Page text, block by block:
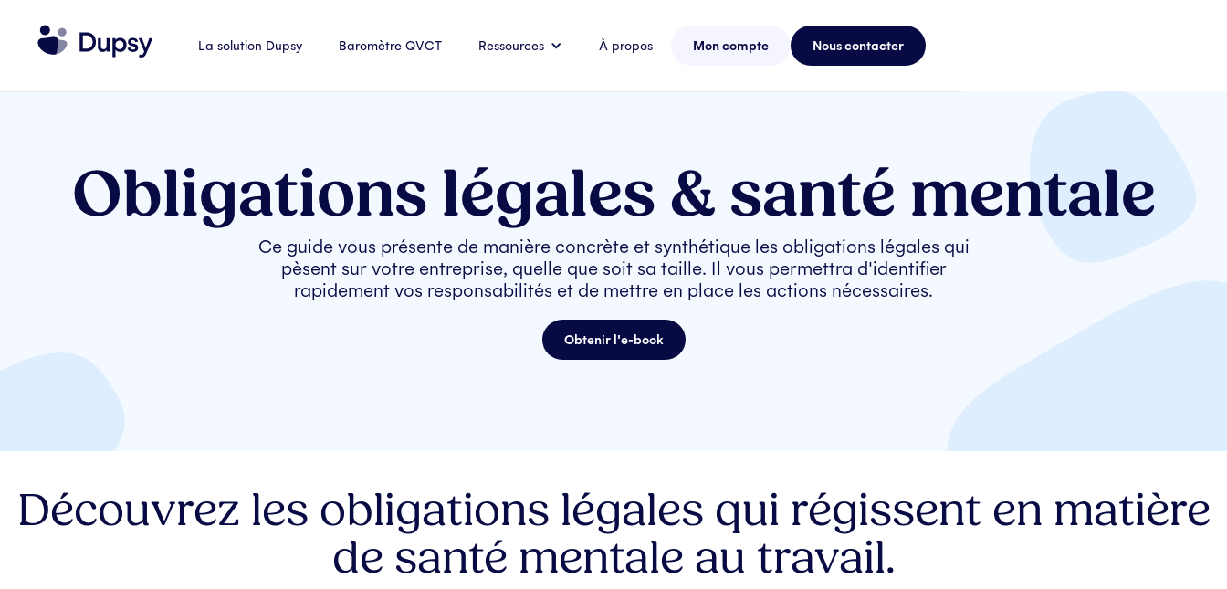
La solution Dupsy Baromètre QVCT Ressources À propos Mon compte Nous contacter
Obligations légales & santé mentale
Ce guide vous présente de manière concrète et synthétique les obligations légales qui
pèsent sur votre entreprise, quelle que soit sa taille. Il vous permettra d'identifier
rapidement vos responsabilités et de mettre en place les actions nécessaires.
Obtenir l'e-book
Découvrez les obligations légales qui régissent en matière
de santé mentale au travail.